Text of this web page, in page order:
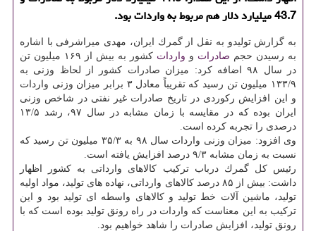
43.7 میلیارد دلار هم مربوط به واردات بود.
به گزارش تولیدو به نقل از گمرك ایران، مهدی میراشرفی با اشاره
به رسیدن حجم صادرات و واردات
كشور به بیش از ۱۶۹ میلیون تن
در سال ۹۸ اضافه كرد: میزان صادرات كشور از لحاظ وزنی به
۱۳۳/۹ میلیون تن رسید كه تقریباً معادل ۳ برابر میزان وزنی واردات
و این افزایش ركوردی در تاریخ صادرات غیر نفتی در شاخص وزنی
ایران بوده كه در مقایسه با زمان مشابه در سال ۹۷، رشد ۱۳/۵
درصدی را تجربه كرده است.
وی افزود: میزان وزنی واردات سال ۹۸ به ۳۵/۳ میلیون تن رسید كه
نسبت به زمان مشابه ۹/۳ درصد افزایش یافته است.
رئیس كل گمرك درباب تركیب كالاهای وارداتی به كشور اظهار
داشت: بیش از ۸۵ درصد كالاهای وارداتی، نهاده های تولید، مواد اولیه
تولید، ماشین آلات خط تولید و كالاهای واسطه ای تولید بود و این
تركیب به این معناست كه واردات در راه رونق تولید بوده است كه با
رونق تولید، افزایش صادرات را شاهد خواهیم بود.